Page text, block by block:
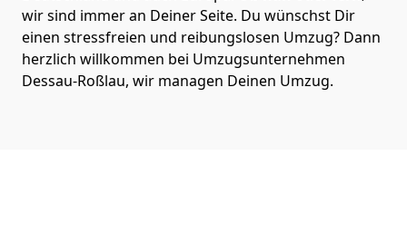
wir sind immer an Deiner Seite. Du wünschst Dir
einen stressfreien und reibungslosen Umzug? Dann
herzlich willkommen bei Umzugsunternehmen
Dessau-Roßlau, wir managen Deinen Umzug.